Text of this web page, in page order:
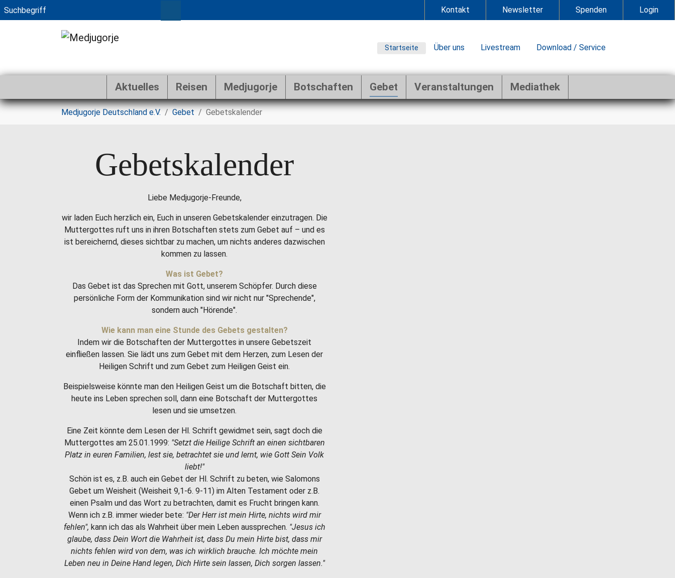
Zum Hauptinhalt springen
Kontakt Newsletter Spenden Login
Startseite Über uns Livestream Download / Service
Aktuelles Reisen Medjugorje Botschaften Gebet Veranstaltungen Mediathek
Sie sind hier:
Medjugorje Deutschland e.V. Gebet Gebetskalender
Gebetskalender
Liebe Medjugorje-Freunde,
wir laden Euch herzlich ein, Euch in unseren Gebetskalender einzutragen. Die
Muttergottes ruft uns in ihren Botschaften stets zum Gebet auf – und es
ist bereichernd, dieses sichtbar zu machen, um nichts anderes dazwischen
kommen zu lassen.
Was ist Gebet?
Das Gebet ist das Sprechen mit Gott, unserem Schöpfer. Durch diese
persönliche Form der Kommunikation sind wir nicht nur "Sprechende",
sondern auch "Hörende".
Wie kann man eine Stunde des Gebets gestalten?
Indem wir die Botschaften der Muttergottes in unsere Gebetszeit
einfließen lassen. Sie lädt uns zum Gebet mit dem Herzen, zum Lesen der
Heiligen Schrift und zum Gebet zum Heiligen Geist ein.
Beispielsweise könnte man den Heiligen Geist um die Botschaft bitten, die
heute ins Leben sprechen soll, dann eine Botschaft der Muttergottes
lesen und sie umsetzen.
Eine Zeit könnte dem Lesen der Hl. Schrift gewidmet sein, sagt doch die
Muttergottes am 25.01.1999: "Setzt die Heilige Schrift an einen sichtbaren
Platz in euren Familien, lest sie, betrachtet sie und lernt, wie Gott Sein Volk
liebt!"
Schön ist es, z.B. auch ein Gebet der Hl. Schrift zu beten, wie Salomons
Gebet um Weisheit (Weisheit 9,1-6. 9-11) im Alten Testament oder z.B.
einen Psalm und das Wort zu betrachten, damit es Frucht bringen kann.
Wenn ich z.B. immer wieder bete: "Der Herr ist mein Hirte, nichts wird mir
fehlen", kann ich das als Wahrheit über mein Leben aussprechen. "Jesus ich
glaube, dass Dein Wort die Wahrheit ist, dass Du mein Hirte bist, dass mir
nichts fehlen wird von dem, was ich wirklich brauche. Ich möchte mein
Leben neu in Deine Hand legen, Dich Hirte sein lassen, Dich sorgen lassen."